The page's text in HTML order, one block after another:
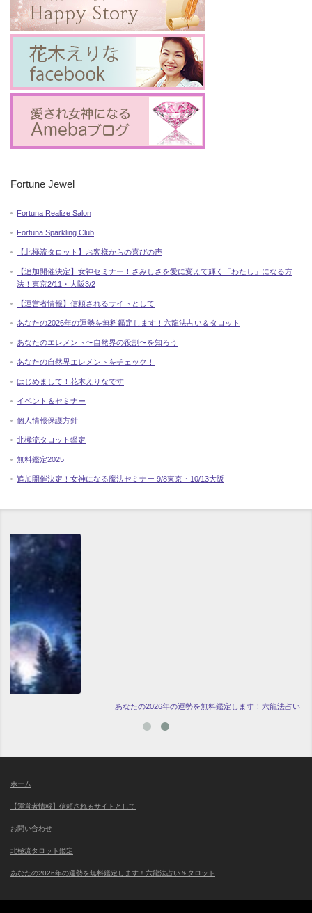
Fortune Jewel
Fortuna Realize Salon
Fortuna Sparkling Club
【北極流タロット】お客様からの喜びの声
【追加開催決定】女神セミナー！さみしさを愛に変えて輝く「わたし」になる方
法！東京2/11・大阪3/2
【運営者情報】信頼されるサイトとして
あなたの2026年の運勢を無料鑑定します！六龍法占い＆タロット
あなたのエレメント〜自然界の役割〜を知ろう
あなたの自然界エレメントをチェック！
はじめまして！花木えりなです
イベント＆セミナー
個人情報保護方針
北極流タロット鑑定
無料鑑定2025
追加開催決定！女神になる魔法セミナー 9/8東京・10/13大阪
あなたの2026年の運勢を無料鑑定します！六龍法占い＆タロット
ホーム
【運営者情報】信頼されるサイトとして
お問い合わせ
北極流タロット鑑定
あなたの2026年の運勢を無料鑑定します！六龍法占い＆タロット